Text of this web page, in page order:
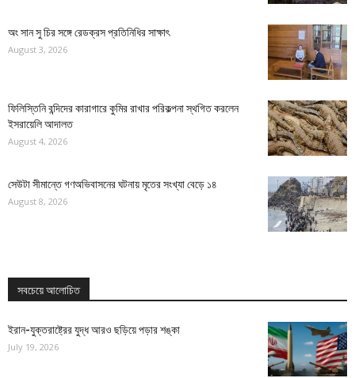
অং সান সু চির সঙ্গে রেডক্রস প্রতিনিধির সাক্ষাৎ
August 3, 2026
ফিলিস্তিনি বন্দিদের কারাগারে কুমির রাখার পরিকল্পনা স্থগিত করলেন
ইসরায়েলি আদালত
August 4, 2026
সেউটা সীমান্তে গণঅভিবাসনের ঘটনায় মৃতের সংখ্যা বেড়ে ১৪
August 8, 2026
সবচেয়ে আলোচিত
ইরান-যুক্তরাষ্ট্রের যুদ্ধ আরও ছড়িয়ে পড়ার শঙ্কা
July 19, 2026